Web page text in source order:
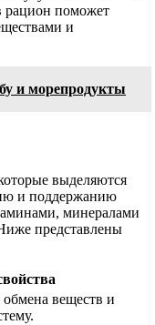
рацион поможет
и
и морепродукты
выделяются
и поддержанию
минералами
представлены
веществ и